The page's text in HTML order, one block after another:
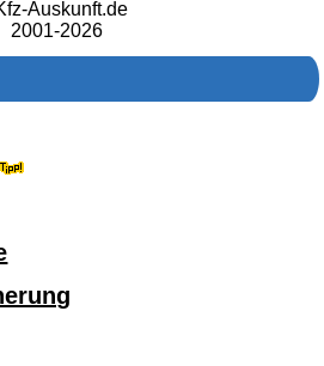
Auskunft.de
2001-2026